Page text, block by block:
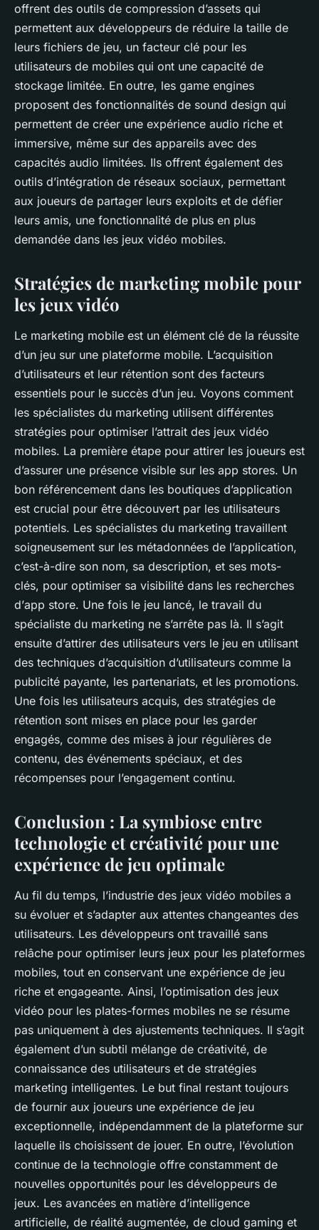
offrent des outils de compression d’assets qui
permettent aux développeurs de réduire la taille de
leurs fichiers de jeu, un facteur clé pour les
utilisateurs de mobiles qui ont une capacité de
stockage limitée. En outre, les game engines
proposent des fonctionnalités de sound design qui
permettent de créer une expérience audio riche et
immersive, même sur des appareils avec des
capacités audio limitées. Ils offrent également des
outils d’intégration de réseaux sociaux, permettant
aux joueurs de partager leurs exploits et de défier
leurs amis, une fonctionnalité de plus en plus
demandée dans les jeux vidéo mobiles.
Stratégies de marketing mobile pour
les jeux vidéo
Le marketing mobile est un élément clé de la réussite
d’un jeu sur une plateforme mobile. L’acquisition
d’utilisateurs et leur rétention sont des facteurs
essentiels pour le succès d’un jeu. Voyons comment
les spécialistes du marketing utilisent différentes
stratégies pour optimiser l’attrait des jeux vidéo
mobiles. La première étape pour attirer les joueurs est
d’assurer une présence visible sur les app stores. Un
bon référencement dans les boutiques d’application
est crucial pour être découvert par les utilisateurs
potentiels. Les spécialistes du marketing travaillent
soigneusement sur les métadonnées de l’application,
c’est-à-dire son nom, sa description, et ses mots-
clés, pour optimiser sa visibilité dans les recherches
d’app store. Une fois le jeu lancé, le travail du
spécialiste du marketing ne s’arrête pas là. Il s’agit
ensuite d’attirer des utilisateurs vers le jeu en utilisant
des techniques d’acquisition d’utilisateurs comme la
publicité payante, les partenariats, et les promotions.
Une fois les utilisateurs acquis, des stratégies de
rétention sont mises en place pour les garder
engagés, comme des mises à jour régulières de
contenu, des événements spéciaux, et des
récompenses pour l’engagement continu.
Conclusion : La symbiose entre
technologie et créativité pour une
expérience de jeu optimale
Au fil du temps, l’industrie des jeux vidéo mobiles a
su évoluer et s’adapter aux attentes changeantes des
utilisateurs. Les développeurs ont travaillé sans
relâche pour optimiser leurs jeux pour les plateformes
mobiles, tout en conservant une expérience de jeu
riche et engageante. Ainsi, l’optimisation des jeux
vidéo pour les plates-formes mobiles ne se résume
pas uniquement à des ajustements techniques. Il s’agit
également d’un subtil mélange de créativité, de
connaissance des utilisateurs et de stratégies
marketing intelligentes. Le but final restant toujours
de fournir aux joueurs une expérience de jeu
exceptionnelle, indépendamment de la plateforme sur
laquelle ils choisissent de jouer. En outre, l’évolution
continue de la technologie offre constamment de
nouvelles opportunités pour les développeurs de
jeux. Les avancées en matière d’intelligence
artificielle, de réalité augmentée, de cloud gaming et